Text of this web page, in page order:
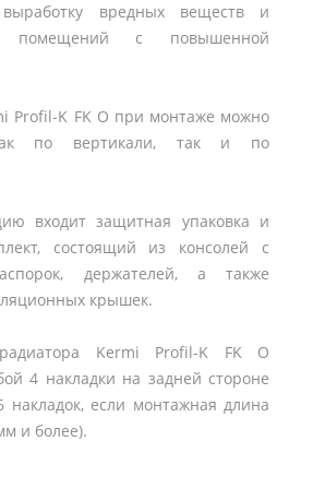
выработку вредных веществ и
помещений с повышенной
Profil-K FK O при монтаже можно
по вертикали, так и по
входит защитная упаковка и
состоящий из консолей с
держателей, а также
крышек.
Kermi Profil-K FK O
4 накладки на задней стороне
накладок, если монтажная длина
и более).